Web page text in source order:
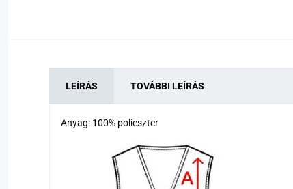
LEÍRÁS TOVÁBBI LEÍRÁS
Anyag: 100% polieszter